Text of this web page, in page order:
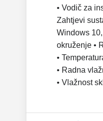
• Vodič za
Zahtjevi
Windows
okruženje •
•
• Radna
• Vlažnost